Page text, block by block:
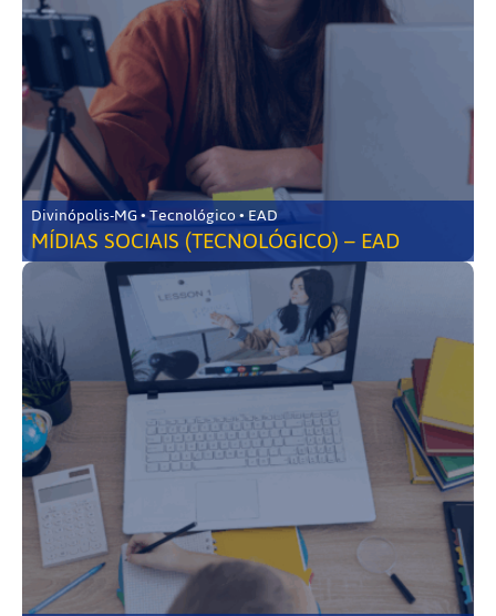
Divinópolis-MG • Tecnológico • EAD
MÍDIAS SOCIAIS (TECNOLÓGICO) – EAD